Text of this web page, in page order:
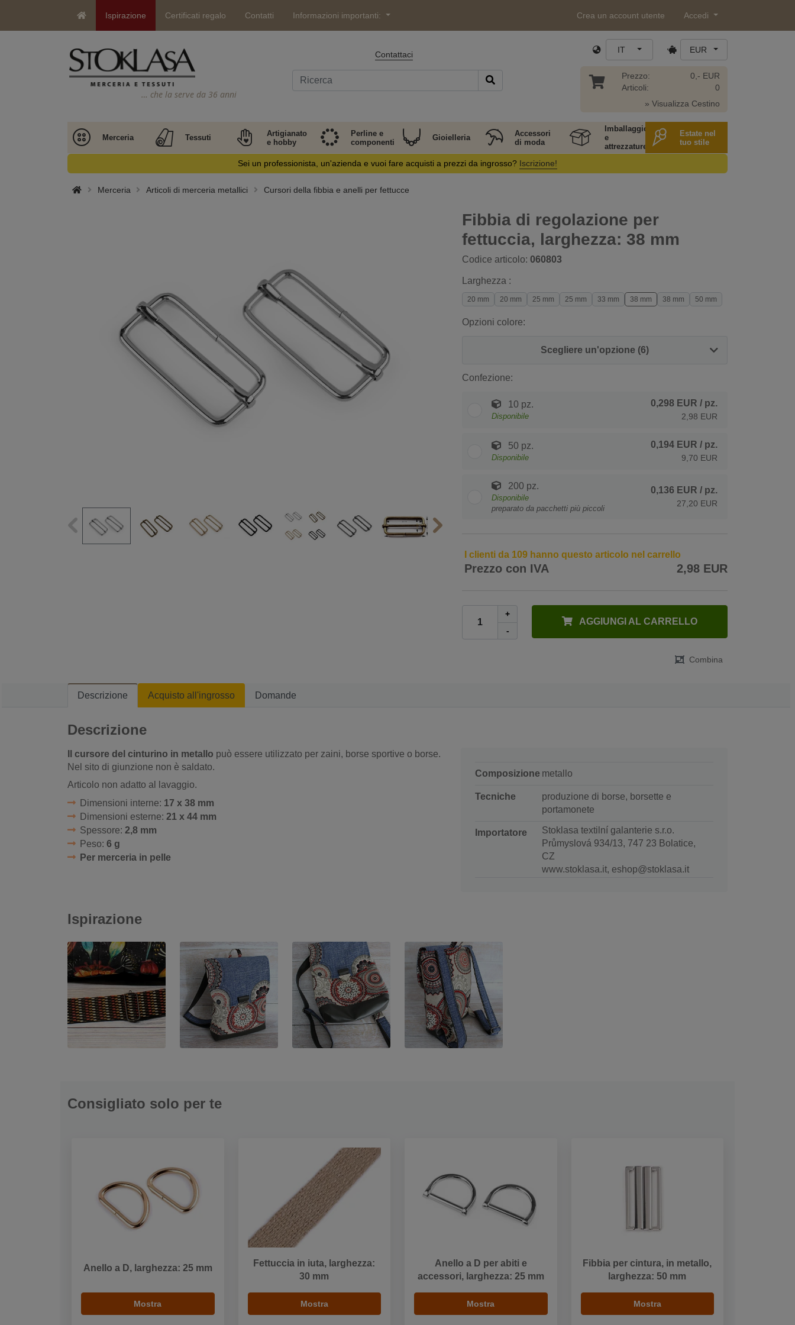
Ispirazione Certificati regalo Contatti Informazioni importanti: Crea un account utente Accedi
… che la serve da 36 anni
Contattaci IT EUR
Prezzo:
Articoli:
0,- EUR
0
» Visualizza Cestino
Merceria Tessuti
Artigianato
e hobby
Perline e
componenti
Gioielleria
Accessori
di moda
Imballaggio
e
attrezzature
Estate nel
tuo stile
Sei un professionista, un'azienda e vuoi fare acquisti a prezzi da ingrosso? Iscrizione!
Merceria Articoli di merceria metallici Cursori della fibbia e anelli per fettucce
Fibbia di regolazione per
fettuccia, larghezza: 38 mm
Codice articolo: 060803
Larghezza :
20 mm 20 mm 25 mm 25 mm 33 mm 38 mm 38 mm 50 mm
Opzioni colore:
Scegliere un'opzione (6)
Confezione:
10 pz.
Disponibile
0,298 EUR / pz.
2,98 EUR
50 pz.
Disponibile
0,194 EUR / pz.
9,70 EUR
200 pz.
Disponibile
preparato da pacchetti più piccoli
0,136 EUR / pz.
27,20 EUR
I clienti da 109 hanno questo articolo nel carrello
Prezzo con IVA 2,98 EUR
+
-
AGGIUNGI AL CARRELLO
Combina
Descrizione Acquisto all'ingrosso Domande
Descrizione
Il cursore del cinturino in metallo può essere utilizzato per zaini, borse sportive o borse.
Nel sito di giunzione non è saldato.
Articolo non adatto al lavaggio.
Dimensioni interne: 17 x 38 mm
Dimensioni esterne: 21 x 44 mm
Spessore: 2,8 mm
Peso: 6 g
Per merceria in pelle
Composizione metallo
Tecniche
produzione di borse, borsette e
portamonete
Importatore
Stoklasa textilní galanterie s.r.o.
Průmyslová 934/13, 747 23 Bolatice,
CZ
www.stoklasa.it, eshop@stoklasa.it
Ispirazione
Consigliato solo per te
Anello a D, larghezza: 25 mm
Mostra
Fettuccia in iuta, larghezza:
30 mm
Mostra
Anello a D per abiti e
accessori, larghezza: 25 mm
Mostra
Fibbia per cintura, in metallo,
larghezza: 50 mm
Mostra